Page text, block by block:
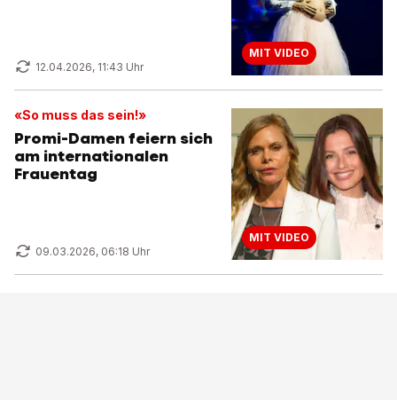
12.04.2026, 11:43 Uhr
MIT VIDEO
«So muss das sein!»
Promi-Damen feiern sich
am internationalen
Frauentag
09.03.2026, 06:18 Uhr
MIT VIDEO